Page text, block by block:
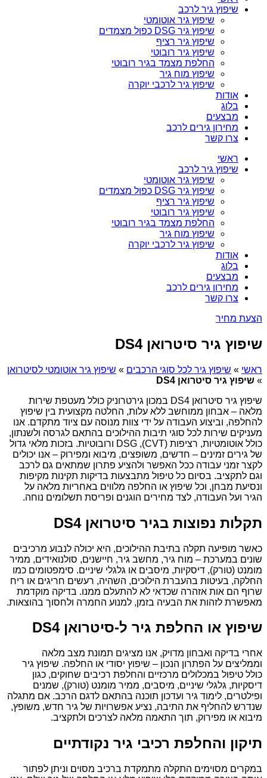
שיפוץ גיר לרכב
שיפוץ גיר אוטומטי
שיפוץ גיר DSG כפול מצמדים
שיפוץ גיר רציף
שיפוץ גיר רובוטי
החלפת מצמד בגיר רובוטי
שיפוץ מוח גיר
שיפוץ גיר לרכבי יוקרה
אודות
בלוג
מבצעים
מחירון גירים לרכב
צרו קשר
ראשי
שיפוץ גיר לרכב
שיפוץ גיר אוטומטי
שיפוץ גיר DSG כפול מצמדים
שיפוץ גיר רציף
שיפוץ גיר רובוטי
החלפת מצמד בגיר רובוטי
שיפוץ מוח גיר
שיפוץ גיר לרכבי יוקרה
אודות
בלוג
מבצעים
מחירון גירים לרכב
צרו קשר
הצעת מחיר
שיפוץ גיר סיטרואן DS4
ראשי » שיפוץ גיר לכל סוגי הרכבים » שיפוץ גיר אוטומטי לסיטרואן
» שיפוץ גיר סיטרואן DS4
שיפוץ גיר סיטרואן DS4 במכון גירטרוניק כולל מעטפת שירות
מלאה – אבחון ממוחשב ללא עלות, החלטה מקצועית בין שיפוץ
להחלפה, וביצוע העבודה על ידי צוות מנוסה עם ציוד מתקדם. אנו
מעניקים שירות לכל סוגי תיבות ההילוכים בהתאם לגרסה ולשנתון,
כולל אוטומטיות, רציפות (CVT), DSG ורובוטיות. בזכות מלאי גדול
של גירים זמינים – חדשים, משופצים, מיבוא ומפירוק – אנו יכולים
לקצר זמני עבודה ככל האפשר ולהציע פתרון שמתאים גם לרכב
וגם לתקציב. בסיום כל טיפול מתבצעות בדיקות תקינות מקיפות
ונסיעת מבחן, וכל שיפוץ או החלפה מלווים באחריות מלאה על
הגיר ועל העבודה, לצד מחירים הוגנים ופריסת תשלומים נוחה.
תקלות נפוצות בגיר סיטרואן DS4
כאשר מופיעה תקלה בתיבת ההילוכים, היא יכולה לנבוע מרכיבים
שונים במערכת – מוח גיר, מחשב גיר, חיישנים, סולנואידים, ממיר
מומנט (טורק), דיסקיות, מיסבים או גלגלי שיניים. סימפטומים כמו
החלקה, בעיטות בהעברת הילוכים, השהיה, רעשים חריגים או ריח
שרוף הם אות אזהרה שכדאי לא להתעלם ממנו. בדיקה מוקדמת
מאפשרת לזהות את הבעיה בזמן, למנוע החמרה ולחסוך בהוצאות.
שיפוץ או החלפת גיר ל-סיטרואן DS4
אחרי בדיקה ואבחון מדויק, אנו מציגים תמונת מצב מלאה
וממליצים על הפתרון הנכון – שיפוץ יסודי או החלפה. שיפוץ גיר
כולל טיפול במכלולים מרכזיים והחלפת רכיבים שחוקים, כגון
דיסקיות, גלגלי שיניים, מיסבים, ממיר מומנט (טורק), שמנים
ופילטרים, לימוד גיר ועדכון תוכנה בהתאם לדגם הרכב. אם מתגלה
שנדרש להחליף את התיבה, נציע אפשרויות של גיר חדש, משופץ,
מיבוא או מפירוק, תוך התאמה מלאה לצרכים ולתקציב.
תיקון והחלפת רכיבי גיר נקודתיים
במקרים מסוימים התקלה מתמקדת ברכיב מסוים וניתן לפתור